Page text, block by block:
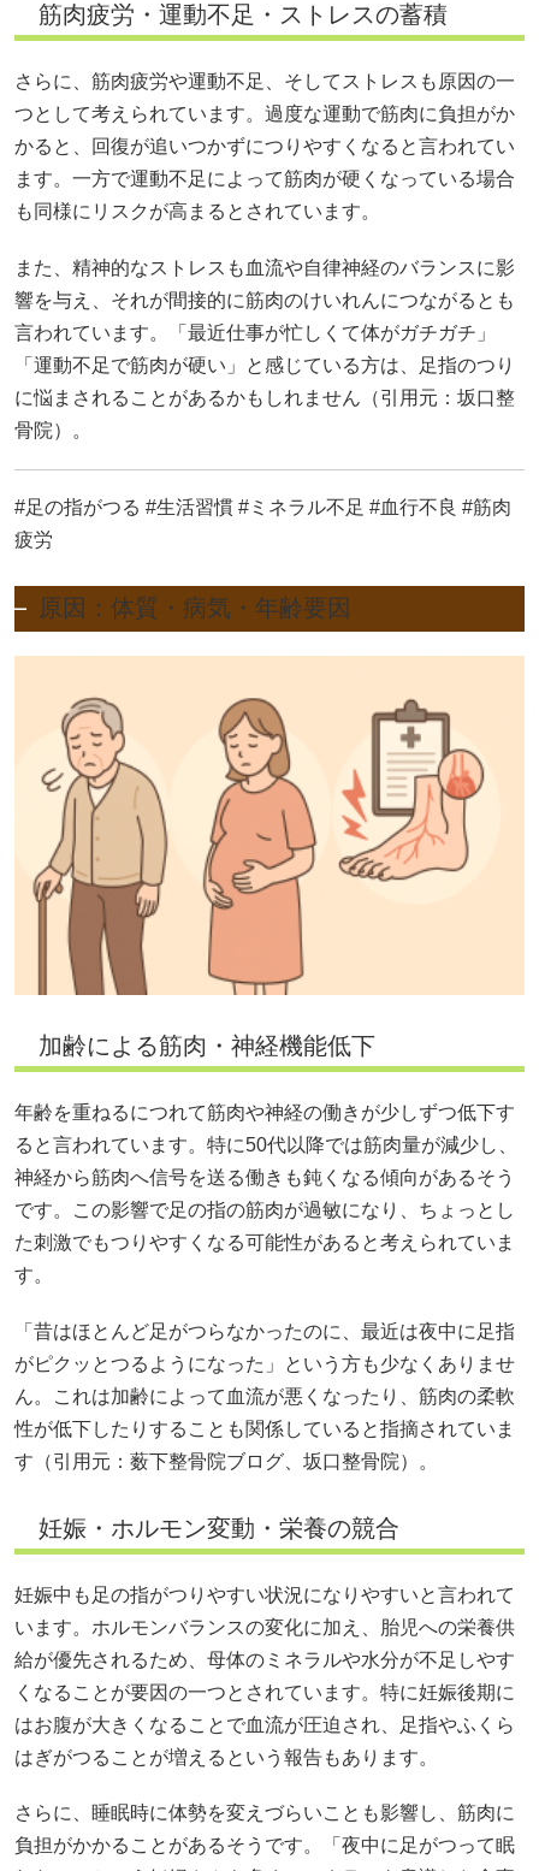
筋肉疲労・運動不足・ストレスの蓄積
さらに、筋肉疲労や運動不足、そしてストレスも原因の一
つとして考えられています。過度な運動で筋肉に負担がか
かると、回復が追いつかずにつりやすくなると言われてい
ます。一方で運動不足によって筋肉が硬くなっている場合
も同様にリスクが高まるとされています。
また、精神的なストレスも血流や自律神経のバランスに影
響を与え、それが間接的に筋肉のけいれんにつながるとも
言われています。「最近仕事が忙しくて体がガチガチ」
「運動不足で筋肉が硬い」と感じている方は、足指のつり
に悩まされることがあるかもしれません（引用元： 坂口整
骨院）。
#足の指がつる #生活習慣 #ミネラル不足 #血行不良 #筋肉
疲労
原因：体質・病気・年齢要因
加齢による筋肉・神経機能低下
年齢を重ねるにつれて筋肉や神経の働きが少しずつ低下す
ると言われています。特に50代以降では筋肉量が減少し、
神経から筋肉へ信号を送る働きも鈍くなる傾向があるそう
です。この影響で足の指の筋肉が過敏になり、ちょっとし
た刺激でもつりやすくなる可能性があると考えられていま
す。
「昔はほとんど足がつらなかったのに、最近は夜中に足指
がピクッとつるようになった」という方も少なくありませ
ん。これは加齢によって血流が悪くなったり、筋肉の柔軟
性が低下したりすることも関係していると指摘されていま
す（引用元： 薮下整骨院ブログ 坂口整骨院）。
妊娠・ホルモン変動・栄養の競合
妊娠中も足の指がつりやすい状況になりやすいと言われて
います。ホルモンバランスの変化に加え、胎児への栄養供
給が優先されるため、母体のミネラルや水分が不足しやす
くなることが要因の一つとされています。特に妊娠後期に
はお腹が大きくなることで血流が圧迫され、足指やふくら
はぎがつることが増えるという報告もあります。
さらに、睡眠時に体勢を変えづらいことも影響し、筋肉に
負担がかかることがあるそうです。「夜中に足がつって眠